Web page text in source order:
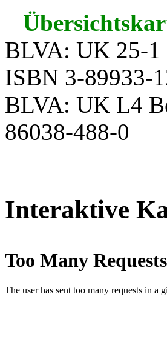
BLVA: UK 25-1
ISBN 3-89933-
BLVA: UK L4
86038-488-0
Interaktive